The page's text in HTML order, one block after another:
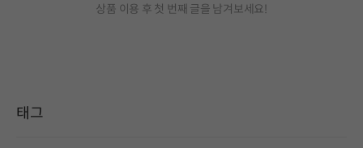
상품 이용 후 첫 번째 글을 남겨보세요!
태그